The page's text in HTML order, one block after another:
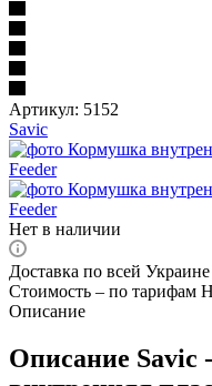
Артикул: 5152
Savic
Нет в наличии
Доставка по всей
Стоимость – по тарифам
Описание
Описание Savic